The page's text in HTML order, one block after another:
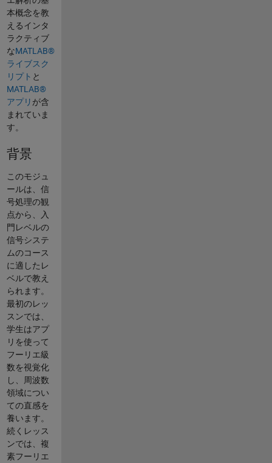
本概念を教
えるインタ
ラクティブ
なMATLAB®
ライブスク
リプト と
MATLAB®
アプリ が含
まれていま
す。
背景
このモジュ
ールは、信
号処理の観
点から、入
門レベルの
信号システ
ムのコース
に適したレ
ベルで教え
られます。
最初のレッ
スンでは、
学生はアプ
リを使って
フーリエ級
数を視覚化
し、周波数
領域につい
ての直感を
養います。
続くレッス
ンでは、複
素フーリエ